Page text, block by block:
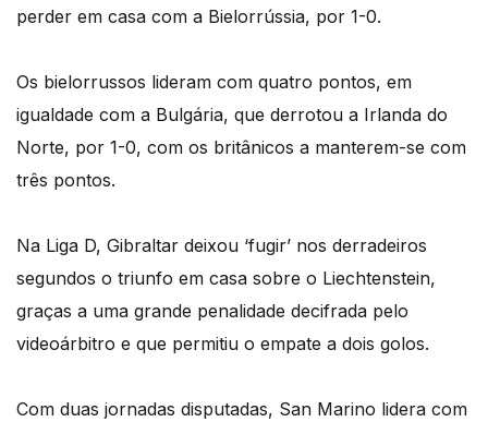
perder em casa com a Bielorrússia, por 1-0.
Os bielorrussos lideram com quatro pontos, em
igualdade com a Bulgária, que derrotou a Irlanda do
Norte, por 1-0, com os britânicos a manterem-se com
três pontos.
Na Liga D, Gibraltar deixou ‘fugir’ nos derradeiros
segundos o triunfo em casa sobre o Liechtenstein,
graças a uma grande penalidade decifrada pelo
videoárbitro e que permitiu o empate a dois golos.
Com duas jornadas disputadas, San Marino lidera com